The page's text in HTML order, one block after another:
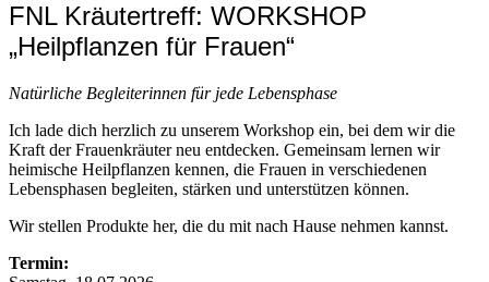
FNL Kräutertreff: WORKSHOP
„Heilpflanzen für Frauen“
Natürliche Begleiterinnen für jede Lebensphase
Ich lade dich herzlich zu unserem Workshop ein, bei dem wir die
Kraft der Frauenkräuter neu entdecken. Gemeinsam lernen wir
heimische Heilpflanzen kennen, die Frauen in verschiedenen
Lebensphasen begleiten, stärken und unterstützen können.
Wir stellen Produkte her, die du mit nach Hause nehmen kannst.
Termin: